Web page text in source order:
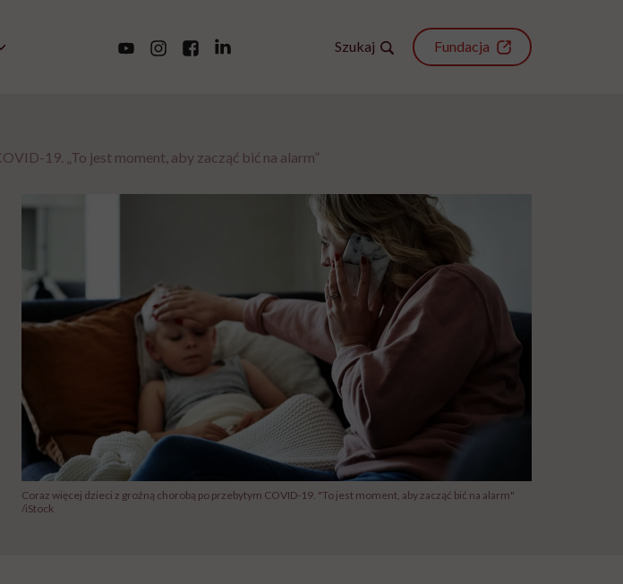
Szukaj Fundacja
19. „To jest moment, aby zacząć bić na alarm”
Coraz więcej dzieci z groźną chorobą po przebytym COVID-19. "To jest moment, aby zacząć bić na alarm"
/iStock